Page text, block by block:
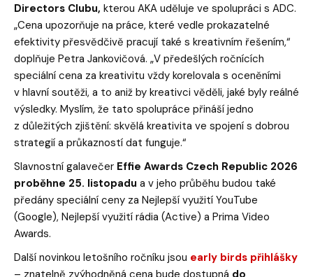
Directors Clubu, kterou AKA uděluje ve spolupráci s ADC.
„Cena upozorňuje na práce, které vedle prokazatelné
efektivity přesvědčivě pracují také s kreativním řešením,“
doplňuje Petra Jankovičová. „V předešlých ročnících
speciální cena za kreativitu vždy korelovala s oceněními
v hlavní soutěži, a to aniž by kreativci věděli, jaké byly reálné
výsledky. Myslím, že tato spolupráce přináší jedno
z důležitých zjištění: skvělá kreativita ve spojení s dobrou
strategií a průkazností dat funguje.“
Slavnostní galavečer Effie Awards Czech Republic 2026
proběhne 25. listopadu a v jeho průběhu budou také
předány speciální ceny za Nejlepší využití YouTube
(Google), Nejlepší využití rádia (Active) a Prima Video
Awards.
Další novinkou letošního ročníku jsou early birds přihlášky
– znatelně zvýhodněná cena bude dostupná do